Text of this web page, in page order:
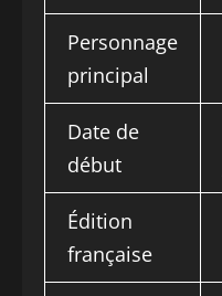
Personnage
principal
Date de
début
Édition
française